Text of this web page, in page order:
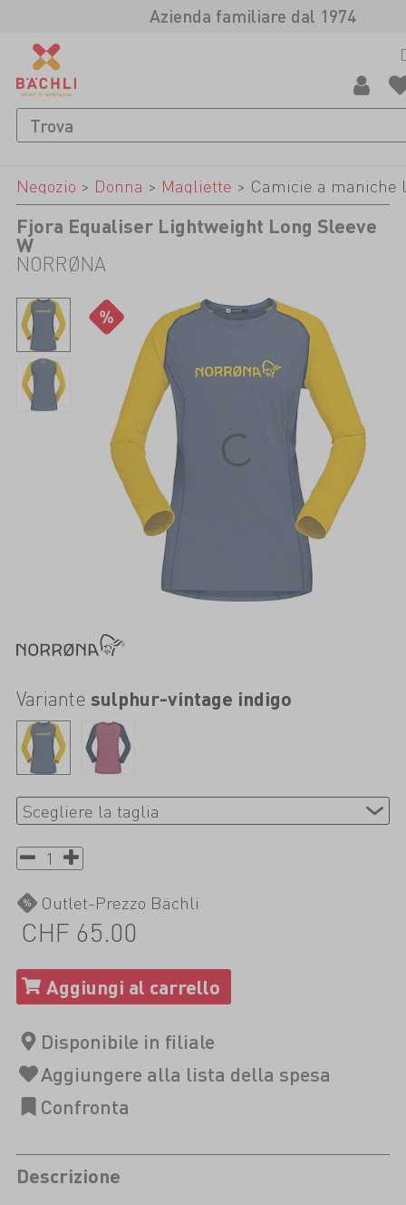
Azienda familiare dal 1974
Negozio > Donna > Magliette > Camicie a maniche
Fjora Equaliser Lightweight Long Sleeve
W
NORRØNA
Variante sulphur-vintage indigo
Outlet-Prezzo Bächli
CHF 65.00
Descrizione